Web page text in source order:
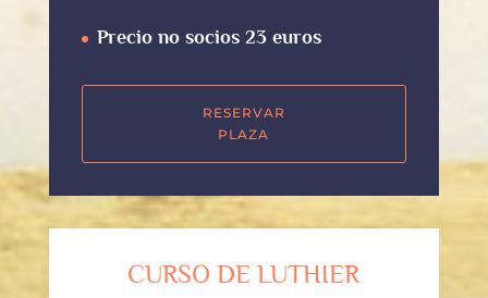
Precio no socios 23 euros
RESERVAR
PLAZA
CURSO DE LUTHIER